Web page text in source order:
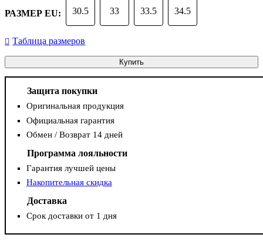
РАЗМЕР EU: 30.5 33 33.5 34.5
Таблица размеров
Купить
Защита покупки
Оригинальная продукция
Официальная гарантия
Обмен / Возврат 14 дней
Программа лояльности
Гарантия лучшей цены
Накопительная скидка
Доставка
Срок доставки от 1 дня